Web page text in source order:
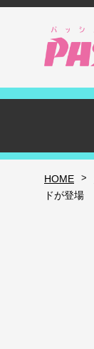
HOME >
ドが登場